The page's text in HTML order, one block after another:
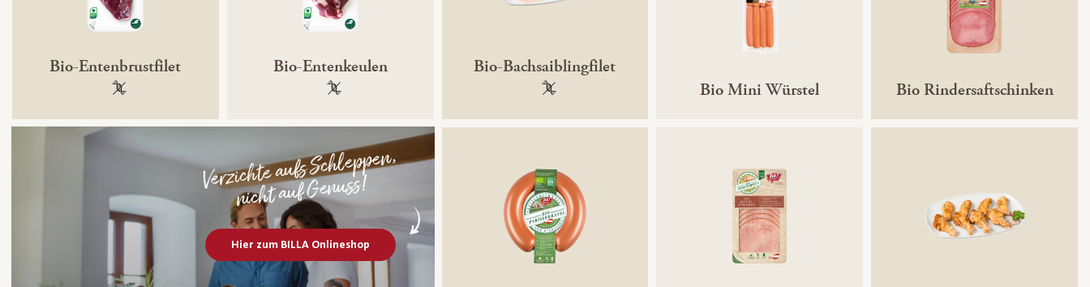
Bio-Entenbrustfilet
100 % gentechnikfrei
Bio-Entenkeulen
100 % gentechnikfrei
Bio-Bachsaiblingfilet
100 % gentechnikfrei Bio Mini Würstel Bio Rindersaftschinken
Verzichte aufs Schleppen,
nicht auf Genuss!
Hier zum BILLA Onlineshop